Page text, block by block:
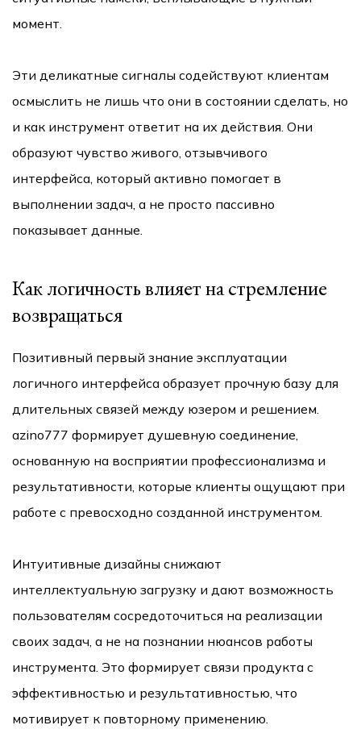
момент.
Эти деликатные сигналы содействуют клиентам
осмыслить не лишь что они в состоянии сделать, но
и как инструмент ответит на их действия. Они
образуют чувство живого, отзывчивого
интерфейса, который активно помогает в
выполнении задач, а не просто пассивно
показывает данные.
Как логичность влияет на стремление
возвращаться
Позитивный первый знание эксплуатации
логичного интерфейса образует прочную базу для
длительных связей между юзером и решением.
azino777 формирует душевную соединение,
основанную на восприятии профессионализма и
результативности, которые клиенты ощущают при
работе с превосходно созданной инструментом.
Интуитивные дизайны снижают
интеллектуальную загрузку и дают возможность
пользователям сосредоточиться на реализации
своих задач, а не на познании нюансов работы
инструмента. Это формирует связи продукта с
эффективностью и результативностью, что
мотивирует к повторному применению.